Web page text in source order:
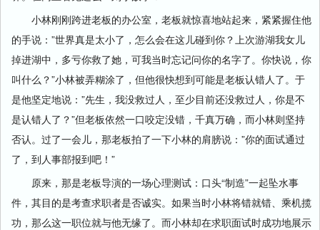
小林刚刚跨进老板的办公室，老板就惊喜地站起来，紧紧握住他
的手说：”世界真是太小了，怎么会在这儿碰到你？上次游湖我女儿
掉进湖中，多亏你救了她，可我当时忘记问你的名字了。你快说，你
叫什么？”小林被弄糊涂了，但他很快想到可能是老板认错人了。于
是他坚定地说：”先生，我没救过人，至少目前还没救过人，你是不
是认错人了？”但老板依然一口咬定没错，千真万确，而小林则坚持
否认。过了一会儿，那老板拍了一下小林的肩膀说：”你的面试通过
了，到人事部报到吧！”
原来，那是老板导演的一场心理测试：口头“制造”一起坠水事
件，其目的是考查求职者是否诚实。如果当时小林将错就错、乘机揽
功，那么这一职位就与他无缘了。而小林却在求职面试时成功地展示